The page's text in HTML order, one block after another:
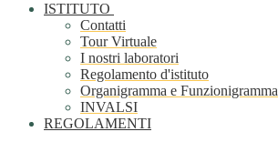
ISTITUTO
Contatti
Tour Virtuale
I nostri laboratori
Regolamento d'istituto
Organigramma e Funzionigramma
INVALSI
REGOLAMENTI